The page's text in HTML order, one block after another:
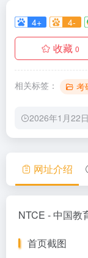
4+ 4-
收藏 0
相关标签： 考
2026年1月22
网址介绍
NTCE - 中国教
首页截图